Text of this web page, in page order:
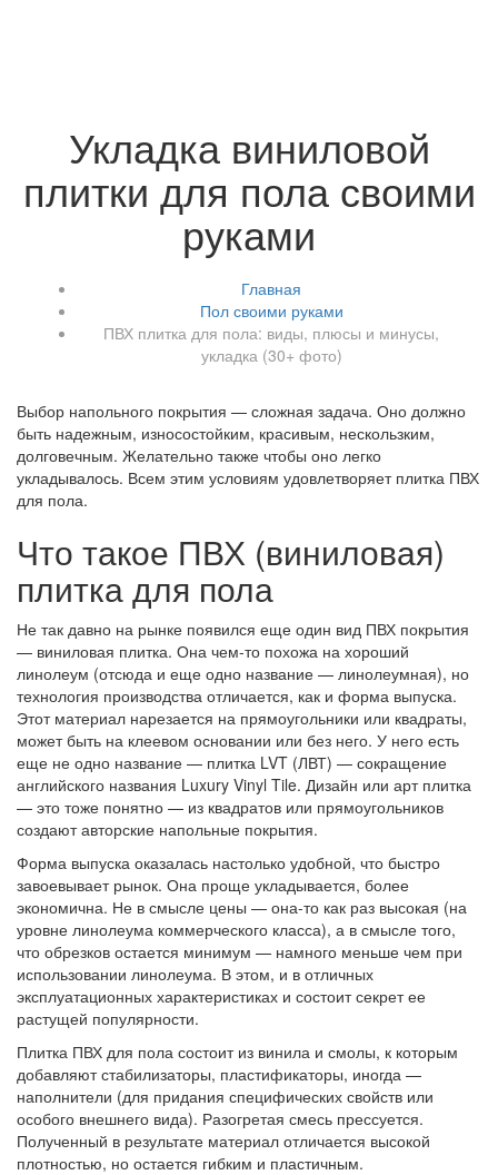
Укладка виниловой
плитки для пола своими
руками
Главная
Пол своими руками
ПВХ плитка для пола: виды, плюсы и минусы,
укладка (30+ фото)
Выбор напольного покрытия — сложная задача. Оно должно
быть надежным, износостойким, красивым, нескользким,
долговечным. Желательно также чтобы оно легко
укладывалось. Всем этим условиям удовлетворяет плитка ПВХ
для пола.
Что такое ПВХ (виниловая)
плитка для пола
Не так давно на рынке появился еще один вид ПВХ покрытия
— виниловая плитка. Она чем-то похожа на хороший
линолеум (отсюда и еще одно название — линолеумная), но
технология производства отличается, как и форма выпуска.
Этот материал нарезается на прямоугольники или квадраты,
может быть на клеевом основании или без него. У него есть
еще не одно название — плитка LVT (ЛВТ) — сокращение
английского названия Luxury Vinyl Tile. Дизайн или арт плитка
— это тоже понятно — из квадратов или прямоугольников
создают авторские напольные покрытия.
Форма выпуска оказалась настолько удобной, что быстро
завоевывает рынок. Она проще укладывается, более
экономична. Не в смысле цены — она-то как раз высокая (на
уровне линолеума коммерческого класса), а в смысле того,
что обрезков остается минимум — намного меньше чем при
использовании линолеума. В этом, и в отличных
эксплуатационных характеристиках и состоит секрет ее
растущей популярности.
Плитка ПВХ для пола состоит из винила и смолы, к которым
добавляют стабилизаторы, пластификаторы, иногда —
наполнители (для придания специфических свойств или
особого внешнего вида). Разогретая смесь прессуется.
Полученный в результате материал отличается высокой
плотностью, но остается гибким и пластичным.